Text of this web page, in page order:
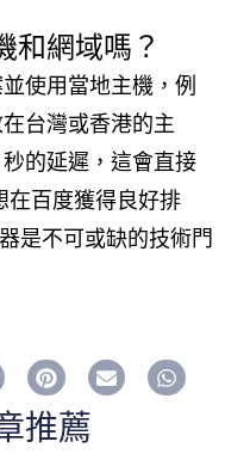
和網域嗎？
使用當地主機，例
台灣或香港的主
的延遲，這會直接
在百度獲得良好排
是不可或缺的技術門
推薦